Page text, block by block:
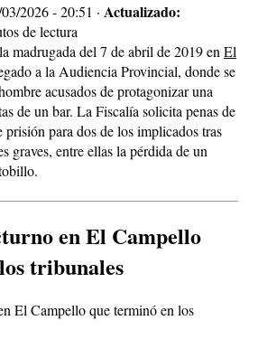
2026 - 20:51 · Actualizado:
de lectura
madrugada del 7 de abril de 2019 enEl
a la Audiencia Provincial, donde se
acusados de protagonizar una
de un bar. La Fiscalía solicita penas de
prisión para dos de los implicados tras
graves, entre ellas la pérdida de un
en El Campello
tribunales